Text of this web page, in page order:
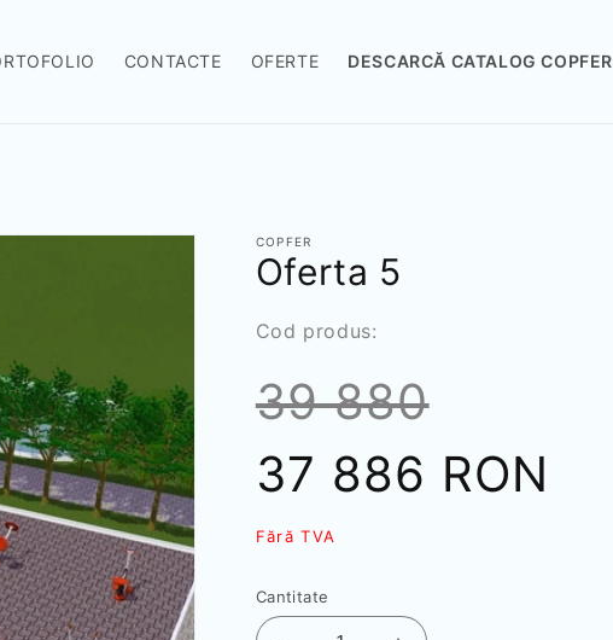
CONTACTE OFERTE DESCARCĂ CATALOG COPFER
COPFER
Oferta 5
SKU:
Cod produs:
39 880
Preț
redus
37 886 RON
Fără TVA
Cantitate